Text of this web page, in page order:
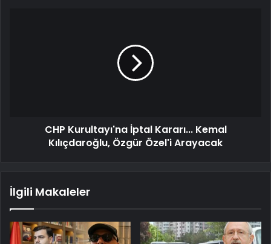
CHP Kurultayı'na İptal Kararı... Kemal
Kılıçdaroğlu, Özgür Özel'i Arayacak
İlgili Makaleler